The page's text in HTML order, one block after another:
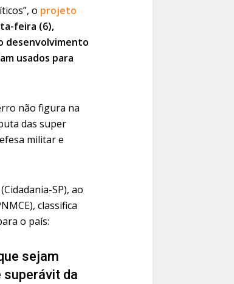
o projeto
feira (6),
desenvolvimento
usados para
não figura na
das super
militar e
SP), ao
classifica
o país:
sejam
superávit da